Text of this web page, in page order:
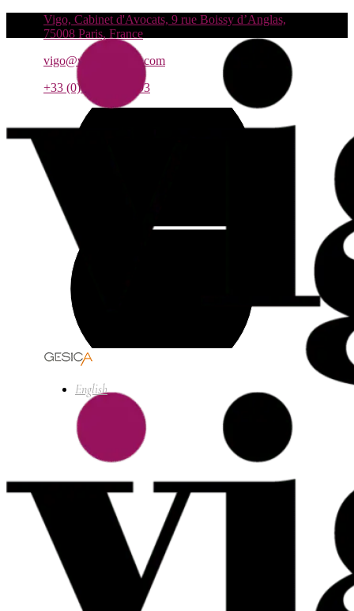
Vigo, Cabinet d'Avocats, 9 rue Boissy d’Anglas,
75008 Paris, France
vigo@vigo-avocats.com
+33 (0)1 55 27 93 93
English